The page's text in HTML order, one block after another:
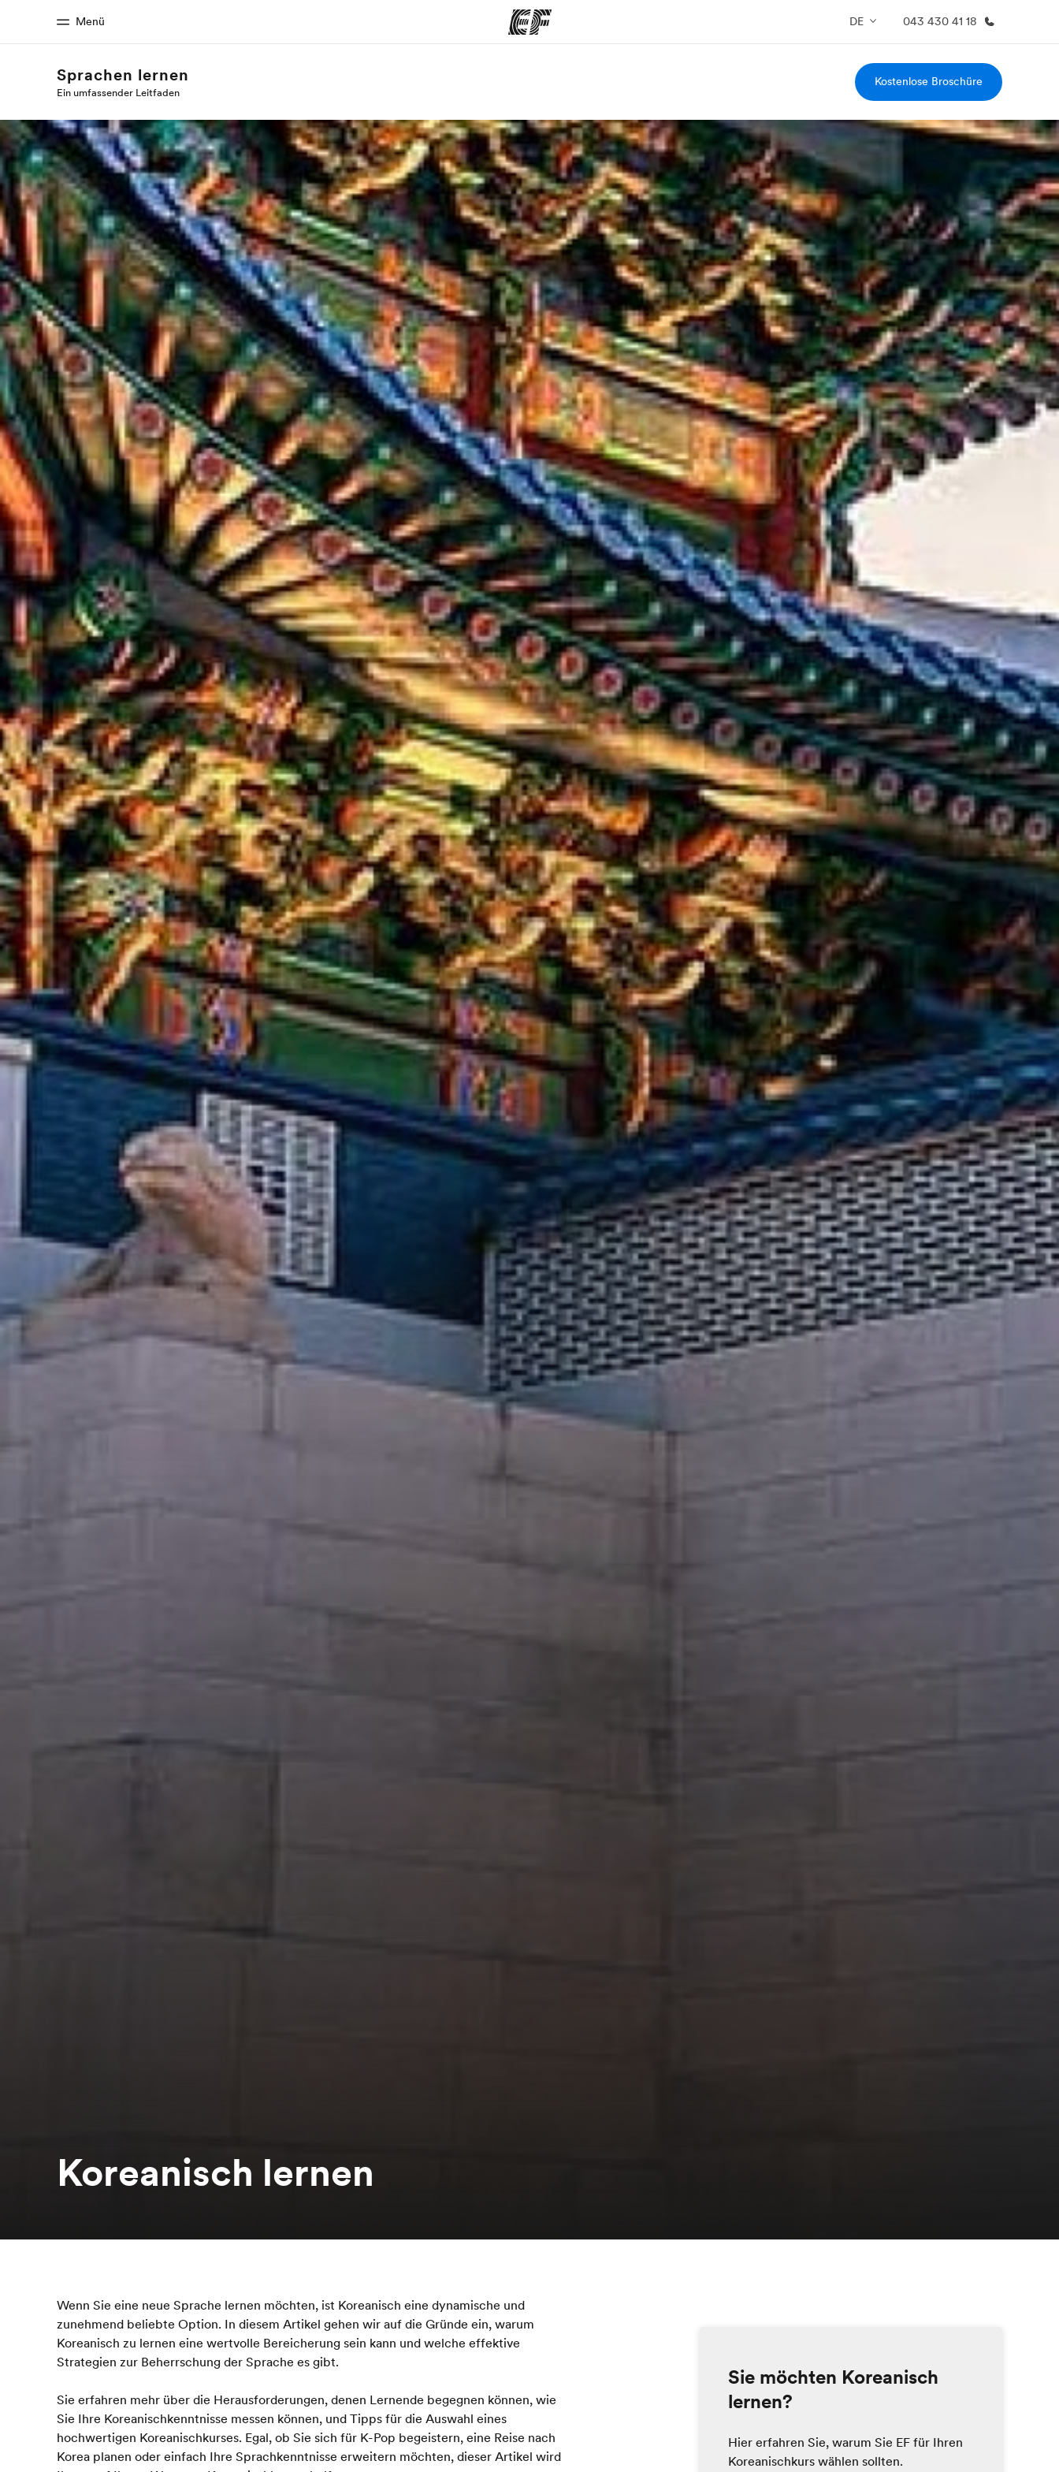
Menü DE 043 430 41 18
Home
Willkommen bei EF Alle Programme ansehen Büros in der Nähe Wer wir sind
Karriere
Teil des Teams werden
Sprachen lernen
Ein umfassender Leitfaden
Kostenlose Broschüre
Koreanisch lernen
Wenn Sie eine neue Sprache lernen möchten, ist Koreanisch eine dynamische und
zunehmend beliebte Option. In diesem Artikel gehen wir auf die Gründe ein, warum
Koreanisch zu lernen eine wertvolle Bereicherung sein kann und welche effektive
Strategien zur Beherrschung der Sprache es gibt.
Sie erfahren mehr über die Herausforderungen, denen Lernende begegnen können, wie
Sie Ihre Koreanischkenntnisse messen können, und Tipps für die Auswahl eines
hochwertigen Koreanischkurses. Egal, ob Sie sich für K-Pop begeistern, eine Reise nach
Korea planen oder einfach Ihre Sprachkenntnisse erweitern möchten, dieser Artikel wird
Sie möchten Koreanisch
lernen?
Hier erfahren Sie, warum Sie EF für Ihren
Koreanischkurs wählen sollten.